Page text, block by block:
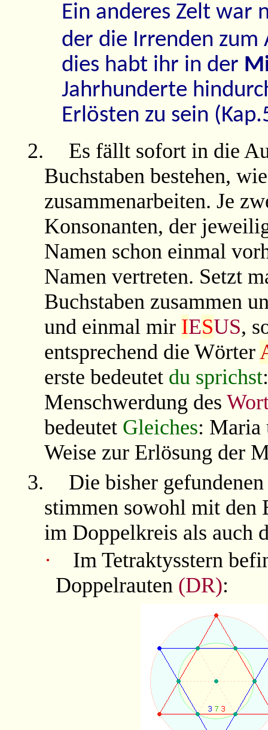
Ein anderes Zelt war
der die Irrenden zum
dies habt ihr in der
Jahrhunderte
Erlösten zu sein
2.
Es fällt sofort in die
Buchstaben bestehen,
zusammenarbeiten. Je
Konsonanten, der
Namen schon einmal
Namen vertreten. Setzt
Buchstaben zusammen
und einmal mir IESUS,
entsprechend die Wörter
erste bedeutet du sprichst
Menschwerdung des
bedeutet Gleiches: Maria
Weise zur Erlösung der
3.
Die bisher
stimmen sowohl mit den
im Doppelkreis als auch
·
Im Tetraktysstern
Doppelrauten (DR):